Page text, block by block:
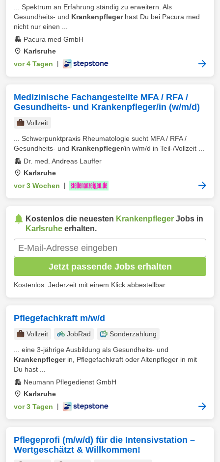
... Spektrum an Erfahrung ständig zu erweitern. Als
Gesundheits- und Krankenpflegerhast Du bei Pacura med
nicht nur einen ...
Pacura med GmbH
Karlsruhe
vor 4 Tagen
Medizinische Fachangestellte MFA / RFA /
Gesundheits- und Krankenpfleger/in (w/m/d)
Vollzeit
... Schwerpunktpraxis Rheumatologie sucht MFA / RFA /
Gesundheits- und Krankenpfleger/in w/m/d in Teil-/Vollzeit ...
Dr. med. Andreas Lauffer
Karlsruhe
vor 3 Wochen
Kostenlos die neuesten Krankenpfleger Jobs in
Karlsruhe erhalten.
Jetzt passende Jobs erhalten
Kostenlos. Jederzeit mit einem Klick abbestellbar.
Pflegefachkraft m/w/d
Vollzeit JobRad
Sonderzahlung
... eine 3-jährige Ausbildung als Gesundheits- und
Krankenpflegerin, Pflegefachkraft oder Altenpfleger in mit
Du hast ...
Neumann Pflegedienst GmbH
Karlsruhe
vor 3 Tagen
Pflegeprofi (m/w/d) für die Intensivstation –
Wertgeschätzt & Willkommen!